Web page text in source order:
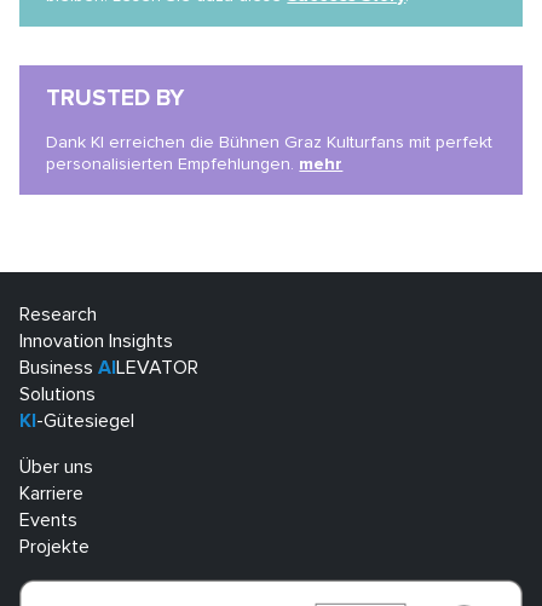
TRUSTED BY
Dank KI erreichen die Bühnen Graz Kulturfans mit perfekt
personalisierten Empfehlungen. mehr
Research
Innovation Insights
Business AI LEVATOR
Solutions
KI -Gütesiegel
Über uns
Karriere
Events
Projekte